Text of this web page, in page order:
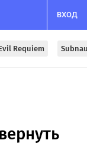
ВХОД
Requiem